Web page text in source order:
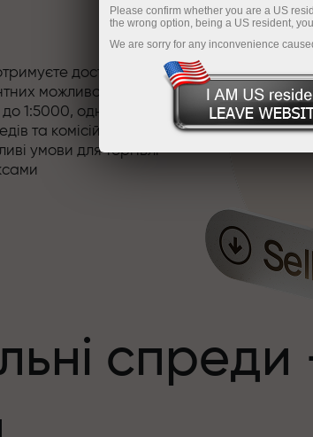
доступ до
можливостей:
1:5000, одні з
та комісій на ринку,
умови для торгівлі
та дисципліни
Please confirm whether you are a US
the wrong option, being a US resident,
We are sorry for any inconvenience